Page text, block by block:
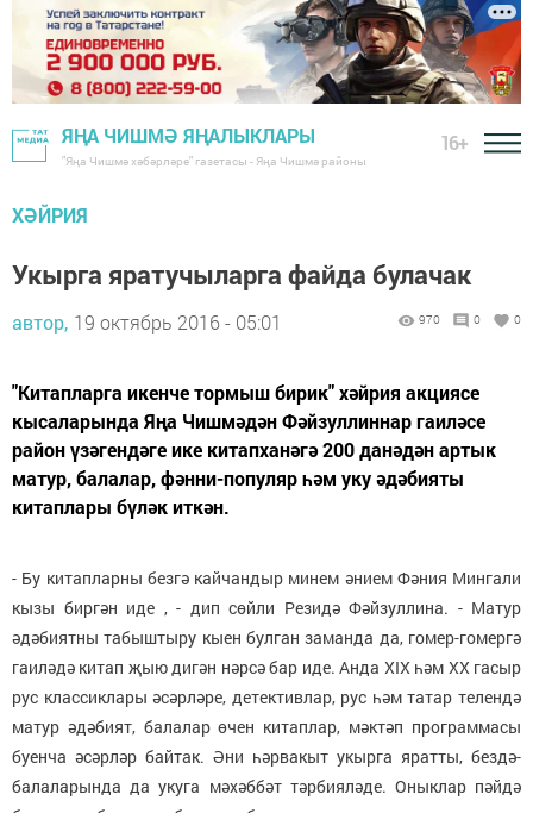
ЯҢА ЧИШМӘ ЯҢАЛЫКЛАРЫ
"Яңа Чишмә хәбәрләре" газетасы - Яңа Чишмә районы
16+
ХӘЙРИЯ
Укырга яратучыларга файда булачак
автор, 19 октябрь 2016 - 05:01 970 0 0
"Китапларга икенче тормыш бирик" хәйрия акциясе
кысаларында Яңа Чишмәдән Фәйзуллиннар гаиләсе
район үзәгендәге ике китапханәгә 200 данәдән артык
матур, балалар, фәнни-популяр һәм уку әдәбияты
китаплары бүләк иткән.
- Бу китапларны безгә кайчандыр минем әнием Фәния Мингали
кызы биргән иде , - дип сөйли Резидә Фәйзуллина. - Матур
әдәбиятны табыштыру кыен булган заманда да, гомер-гомергә
гаиләдә китап җыю дигән нәрсә бар иде. Анда XIX һәм ХХ гасыр
рус классиклары әсәрләре, детективлар, рус һәм татар телендә
матур әдәбият, балалар өчен китаплар, мәктәп программасы
буенча әсәрләр байтак. Әни һәрвакыт укырга яратты, бездә-
балаларында да укуга мәхәббәт тәрбияләде. Оныклар пәйдә